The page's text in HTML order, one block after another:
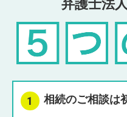
弁護士法
相続のご相談は